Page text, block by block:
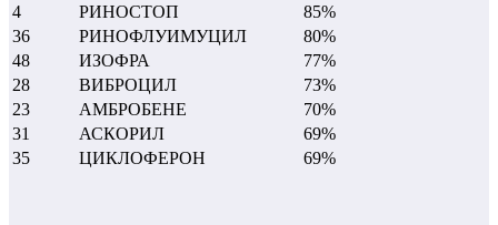
4
РИНОСТОП
85%
36
РИНОФЛУИМУЦИЛ
80%
48
ИЗОФРА
77%
28
ВИБРОЦИЛ
73%
23
АМБРОБЕНЕ
70%
31
АСКОРИЛ
69%
35
ЦИКЛОФЕРОН 69%